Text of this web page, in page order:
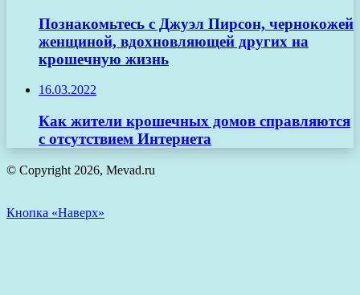
Познакомьтесь с Джуэл Пирсон, чернокожей
женщиной, вдохновляющей других на
крошечную жизнь
16.03.2022
Как жители крошечных домов справляются
с отсутствием Интернета
© Copyright 2026, Mevad.ru
Кнопка «Наверх»